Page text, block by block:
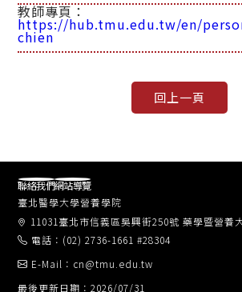
教師專頁：
https://hub.tmu.edu.tw/en/
chien
臺北醫學大學營養學院
11031臺北市信義區吳興街250號 藥學暨營養
電話：(02) 2736-1661 #28304
E-Mail：cn@tmu.edu.tw
最後更新日期：2026/07/31
聯絡我們網站導覽